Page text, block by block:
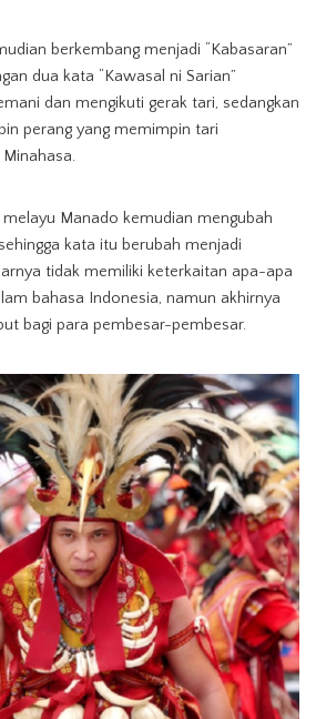
berkembang menjadi “Kabasaran”
dua kata “Kawasal ni Sarian”
dan mengikuti gerak tari, sedangkan
perang yang memimpin tari
Manado kemudian mengubah
kata itu berubah menjadi
tidak memiliki keterkaitan apa-apa
bahasa Indonesia, namun akhirnya
bagi para pembesar-pembesar.